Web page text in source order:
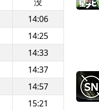
14:06
14:25
14:33
14:37
14:57
15:21